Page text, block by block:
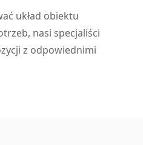
układ obiektu
nasi specjaliści
z odpowiednimi